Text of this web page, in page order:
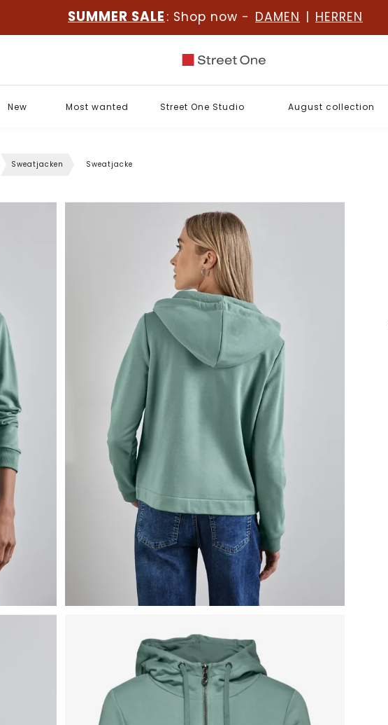
SUMMER SALE : Shop now - DAMEN | HERREN
New Most wanted Street One Studio August collection
Sweatjacken Sweatjacke